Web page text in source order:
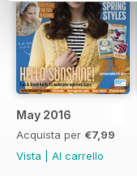
May 2016
Acquista per €7,99
Vista
Al carrello